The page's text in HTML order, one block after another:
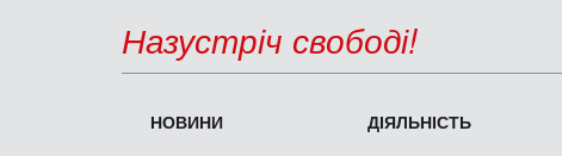
Назустріч свободі!
НОВИНИ
ДІЯЛЬНІСТЬ